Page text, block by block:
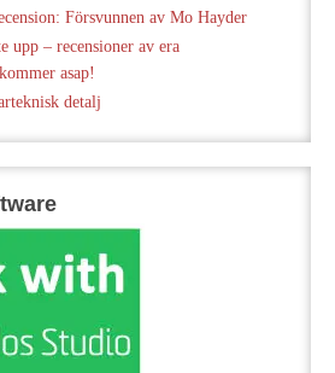
Försvunnen av Mo Hayder
upp – recensioner av era
asap!
detalj